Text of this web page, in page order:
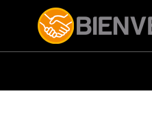
Click acá para ir